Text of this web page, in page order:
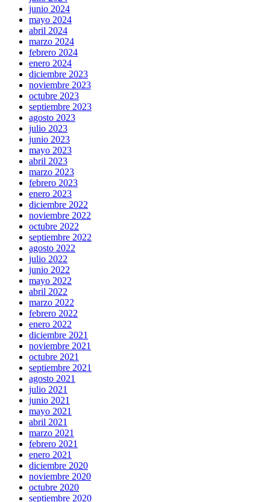
junio 2024
mayo 2024
abril 2024
marzo 2024
febrero 2024
enero 2024
diciembre 2023
noviembre 2023
octubre 2023
septiembre 2023
agosto 2023
julio 2023
junio 2023
mayo 2023
abril 2023
marzo 2023
febrero 2023
enero 2023
diciembre 2022
noviembre 2022
octubre 2022
septiembre 2022
agosto 2022
julio 2022
junio 2022
mayo 2022
abril 2022
marzo 2022
febrero 2022
enero 2022
diciembre 2021
noviembre 2021
octubre 2021
septiembre 2021
agosto 2021
julio 2021
junio 2021
mayo 2021
abril 2021
marzo 2021
febrero 2021
enero 2021
diciembre 2020
noviembre 2020
octubre 2020
septiembre 2020